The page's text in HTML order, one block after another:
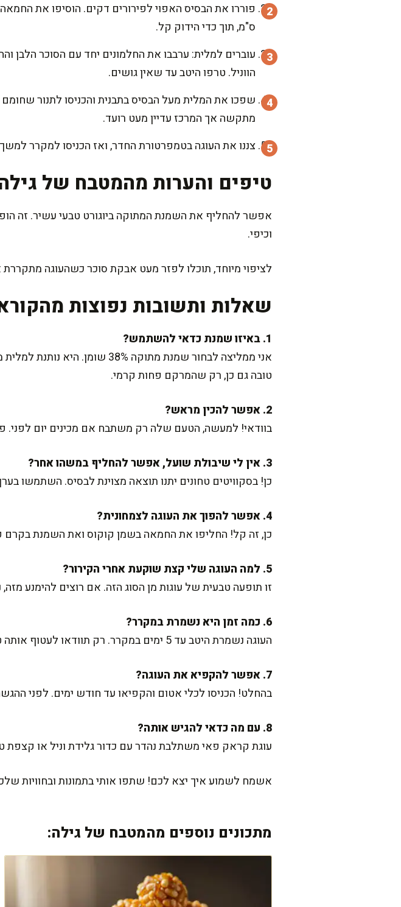
ס"מ, תוך כדי הידוק קל.
עוברים למלית: ערבבו את החלמונים יחד עם הסוכר
הווניל. טרפו היטב עד שאין גושים.
מתקשה אך המרכז עדיין מעט רועד.
צננו את העוגה בטמפרטורת החדר, ואז הכניסו למקרר למשך 3-4 שעות עד שהיא מתייצבת
טיפים והערות מהמטבח של
אפשר להחליף את השמנת המתוקה ביוגורט טבעי עשיר. זה
וכיפי.
לציפוי מיוחד, תוכלו לפזר מעט אבקת סוכר כשהעוגה
שאלות ותשובות נפוצות
1. באיזו שמנת כדאי להשתמש?
טובה גם כן, רק שהמרקם פחות קרמי.
2. אפשר להכין מראש?
בוודאי! למעשה, הטעם שלה רק משתבח אם מכינים יום לפני.
3. אין לי שיבולת שועל, אפשר להחליף במשהו אחר?
כן! בסקוויטים טחונים יתנו תוצאה מצוינת לבסיס. השתמשו בערך 250
4. אפשר להפוך את העוגה לצמחונית?
כן, זה קל! החליפו את החמאה בשמן קוקוס ואת השמנת בקרם
5. למה העוגה שלי קצת שוקעת אחרי הקירור?
זו תופעה טבעית של עוגות מן הסוג הזה. אם רוצים להימנע מזה, נסו
6. כמה זמן היא נשמרת במקרר?
העוגה נשמרת היטב עד 5 ימים במקרר. רק תוודאו לעטוף אותה טוב שלא תאבד מהלחות.
7. אפשר להקפיא את העוגה?
בהחלט! הכניסו לכלי אטום והקפיאו עד חודש ימים. לפני
8. עם מה כדאי להגיש אותה?
עוגת קראק פאי משתלבת נהדר עם כדור גלידת וניל או
אשמח לשמוע איך יצא לכם! שתפו אותי בתמונות ובחוויות
מתכונים נוספים מהמטבח של גילה: